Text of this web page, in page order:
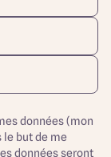
maisons 100%
ARLOGIS sur
modèle est
et
données (mon
le but de me
données seront